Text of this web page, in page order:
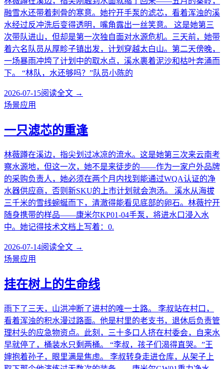
融雪水还带着刺骨的寒意。她拧开手泵的滤芯，看着浑浊的溪
水经过反冲洗后变得透明，嘴角露出一丝笑意。 这是她第三
次带队进山，但却是第一次独自面对水源危机。三天前，她带
着六名队员从厚畛子镇出发，计划穿越太白山。第二天傍晚，
一场暴雨冲垮了计划中的取水点，溪水裹着泥沙和枯叶奔涌而
下。 “林队，水还够吗？”队员小陈的
2026-07-15阅读全文 →
场景应用
一只滤芯的重逢
林薇蹲在溪边，指尖划过冰凉的流水。这是她第三次来云南考
察水源地，但这一次，她不是来徒步的——作为一家户外品牌
的采购负责人，她必须在两个月内找到能通过WQA认证的净
水器供应商，否则新SKU的上市计划就会泡汤。 溪水从海拔
三千米的雪线蜿蜒而下，清澈得能看见底部的卵石。林薇拧开
随身携带的样品——康米尔KP01-04手泵，将进水口浸入水
中。她记得技术文档上写着：0.
2026-07-14阅读全文 →
场景应用
挂在树上的生命线
雨下了三天，山洪冲断了进村的唯一土路。 李叔站在村口，
看着浑浊的积水漫过路面。他是村里的老支书，退休后负责管
理村头的应急物资点。此刻，三十多口人挤在村委会，自来水
早就停了，桶装水只剩两桶。 “李叔，孩子们渴得直哭。”王
婶抱着孙子，眼里满是焦虑。 李叔转身走进仓库，从架子上